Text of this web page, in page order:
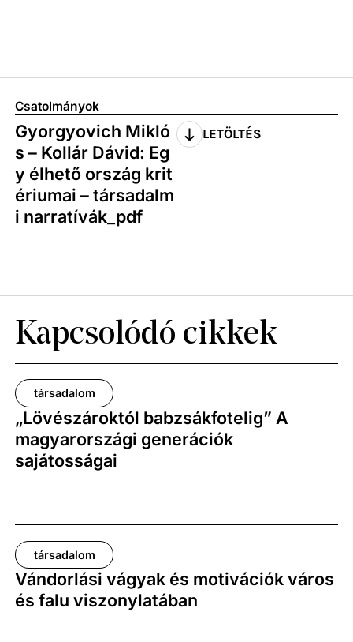
Csatolmányok
Gyorgyovich Mikló
s – Kollár Dávid: Eg
y élhető ország krit
ériumai – társadalm
i narratívák_pdf
LETÖLTÉS
Kapcsolódó cikkek
társadalom
„Lövészároktól babzsákfotelig” A
magyarországi generációk
sajátosságai
társadalom
Vándorlási vágyak és motivációk város
és falu viszonylatában